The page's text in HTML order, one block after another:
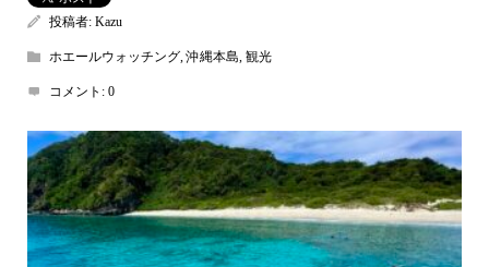
投稿者: Kazu
ホエールウォッチング,沖縄本島 観光
コメント: 0